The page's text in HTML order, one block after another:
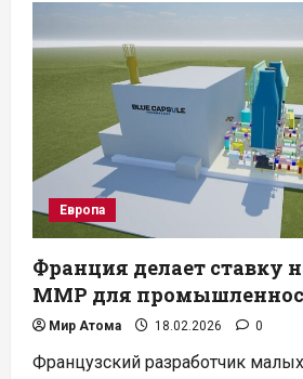
блок
Кршко:
Словения
назвала
сроки
референдума
и
подготовку
Европа
Франция делает ставку
ММР для
Мир Атома 18.02.2026 0
Французский разработчик